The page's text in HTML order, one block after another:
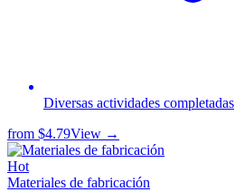
Diversas actividades completadas
from $4.79View →
Hot
Materiales de fabricación